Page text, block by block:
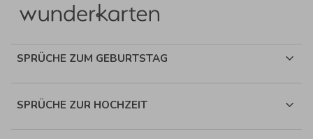
SPRÜCHE ZUM GEBURTSTAG
SPRÜCHE ZUR HOCHZEIT